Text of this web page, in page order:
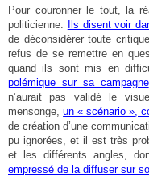
Pour couronner le tout, la
politicienne. Ils disent voir
de déconsidérer toute
refus de se remettre en
quand ils sont mis en
polémique sur sa campagne
n’aurait pas validé le
mensonge,un « scénario »,
de création d’une
pu ignorées, et il est très
et les différents angles,
empressé de la diffuser sur